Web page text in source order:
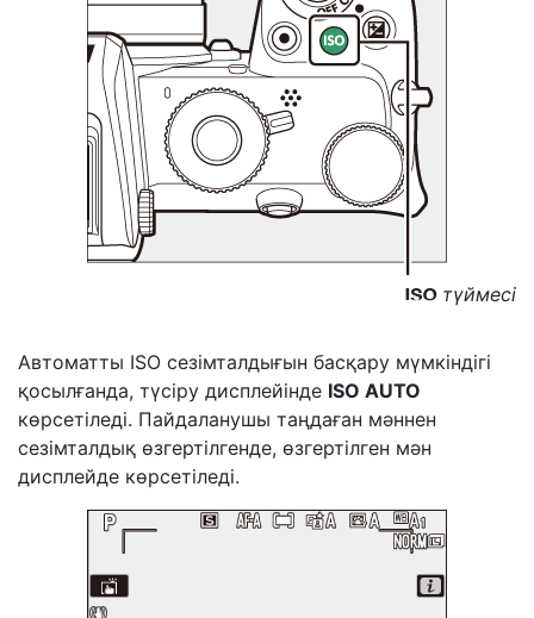
S түймесі
Автоматты ISO сезімталдығын басқару мүмкіндігі
қосылғанда, түсіру дисплейінде ISO AUTO
көрсетіледі. Пайдаланушы таңдаған мәннен
сезімталдық өзгертілгенде, өзгертілген мән
дисплейде көрсетіледі.